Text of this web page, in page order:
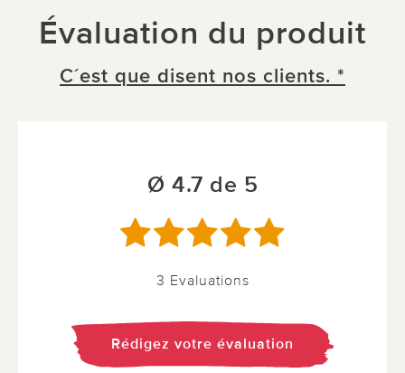
Évaluation du produit
C´est que disent nos clients. *
Ø 4.7 de 5
3 Evaluations
Rédigez votre évaluation